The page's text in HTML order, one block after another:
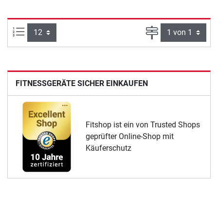
Artikel pro Seite: Seite
FITNESSGERÄTE SICHER EINKAUFEN
Fitshop ist ein von Trusted Shops
geprüfter Online-Shop mit
Käuferschutz